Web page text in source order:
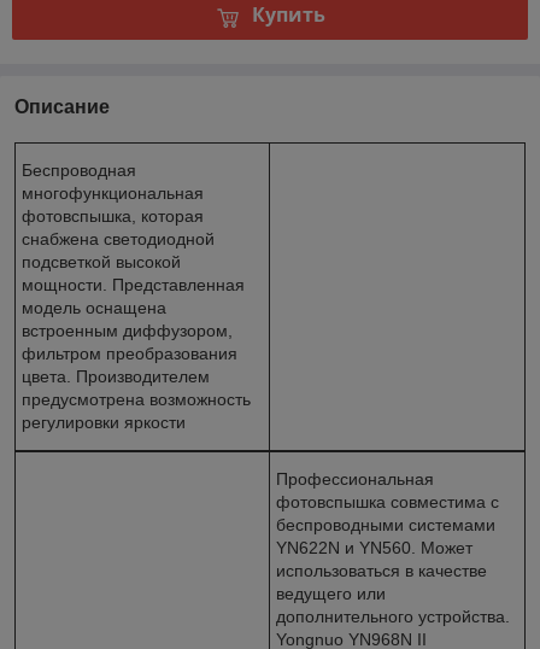
Купить
Описание
Беспроводная
многофункциональная
фотовспышка, которая
снабжена светодиодной
подсветкой высокой
мощности. Представленная
модель оснащена
встроенным диффузором,
фильтром преобразования
цвета. Производителем
предусмотрена возможность
регулировки яркости
Профессиональная
фотовспышка совместима с
беспроводными системами
YN622N и YN560. Может
использоваться в качестве
ведущего или
дополнительного устройства.
Yongnuo YN968N II